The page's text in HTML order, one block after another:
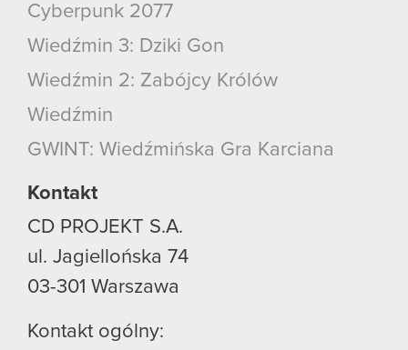
Cyberpunk 2077
Wiedźmin 3: Dziki Gon
Wiedźmin 2: Zabójcy Królów
Wiedźmin
GWINT: Wiedźmińska Gra Karciana
Kontakt
CD PROJEKT S.A.
ul. Jagiellońska 74
03-301 Warszawa
Kontakt ogólny: